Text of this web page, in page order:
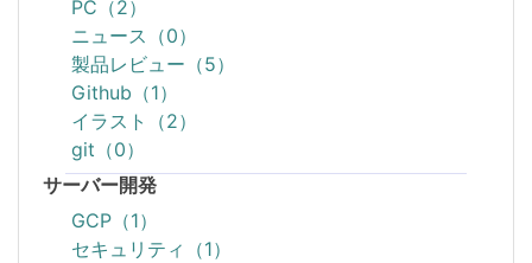
PC（2）
ニュース（0）
製品レビュー（5）
Github（1）
イラスト（2）
git（0）
サーバー開発
GCP（1）
セキュリティ（1）